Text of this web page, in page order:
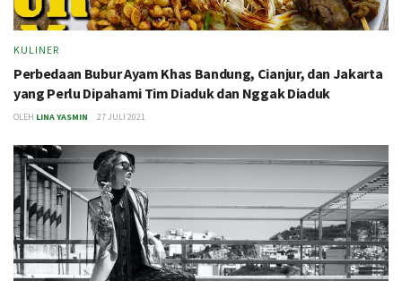
KULINER
Perbedaan Bubur Ayam Khas Bandung, Cianjur, dan Jakarta
yang Perlu Dipahami Tim Diaduk dan Nggak Diaduk
OLEH LINA YASMIN 27 JULI 2021